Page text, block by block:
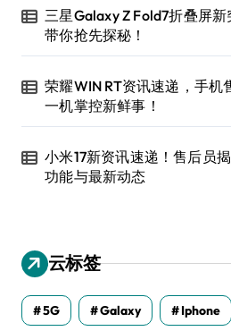
三星Galaxy Z Fold7折叠屏
带你抢先探秘！
荣耀WIN RT资讯速递，手机
一机掌控新鲜事！
小米17新资讯速递！售后员
功能与最新动态
云标签
5G Galaxy Iphone